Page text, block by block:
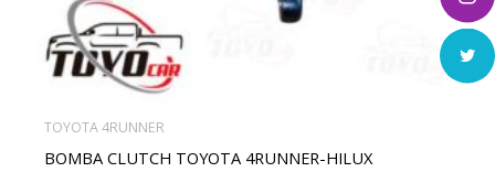
TOYOTA 4RUNNER
BOMBA CLUTCH TOYOTA 4RUNNER-HILUX